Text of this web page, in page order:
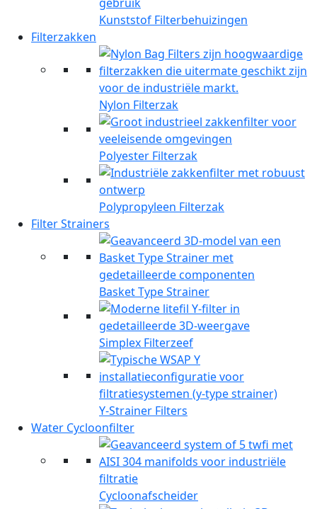
Kunststof Filterbehuizingen
Filterzakken
Nylon Filterzak
Polyester Filterzak
Polypropyleen Filterzak
Filter Strainers
Basket Type Strainer
Simplex Filterzeef
Y-Strainer Filters
Water Cycloonfilter
Cycloonafscheider